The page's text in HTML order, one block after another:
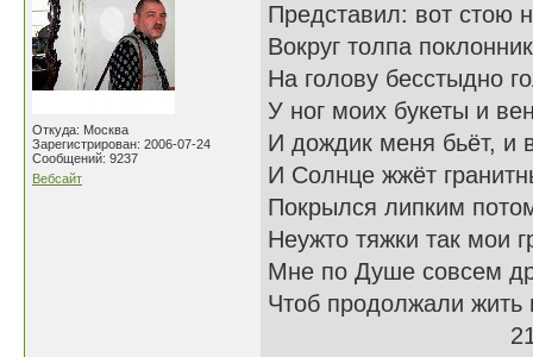
Откуда: Москва
Зарегистрирован: 2006-07-24
Сообщений: 9237
Вебсайт
Представил: вот стою
Вокруг толпа
На голову бесстыдно
У ног моих букеты и
И дождик меня бьёт, и
И Солнце жжёт
Покрылся липким
Неужто тяжки так мои
Мне по Душе совсем
Чтоб продолжали